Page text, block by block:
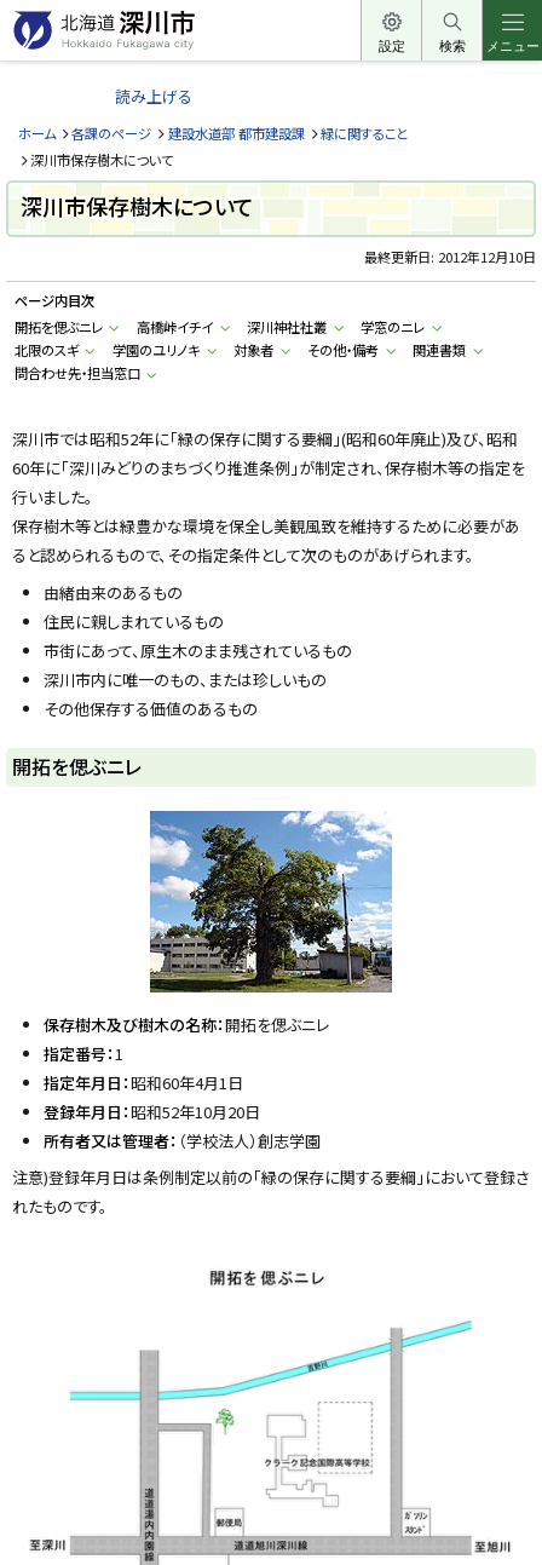
本
文
へ
ー
北
道
深
川
市
H
k
a
d
o
F
u
g
w
a
c
i
t
y
設定 検索 メニュー
読み上げる
ホーム 各課のページ 建設水道部 都市建設課
緑に関すること
深川市保存樹木について
深川市保存樹木について
最終更新日: 2012年12月10日
ページ内目次
開拓を偲ぶニレ
高橋峠イチイ 深川神社社叢
学窓のニレ
北限のスギ
学園のユリノキ 対象者 その他・備考
関連書類
問合わせ先・担当窓口
深川市では昭和52年に「緑の保存に関する要綱」(昭和60年廃止)及び、昭和
60年に「深川みどりのまちづくり推進条例」が制定され、保存樹木等の指定を
行いました。
保存樹木等とは緑豊かな環境を保全し美観風致を維持するために必要があ
ると認められるもので、その指定条件として次のものがあげられます。
由緒由来のあるもの
住民に親しまれているもの
市街にあって、原生木のまま残されているもの
深川市内に唯一のもの、または珍しいもの
その他保存する価値のあるもの
開拓を偲ぶニレ
保存樹木及び樹木の名称：開拓を偲ぶニレ
指定番号：1
指定年月日：昭和60年4月1日
登録年月日：昭和52年10月20日
所有者又は管理者： （学校法人）創志学園
注意)登録年月日は条例制定以前の「緑の保存に関する要綱」において登録さ
れたものです。